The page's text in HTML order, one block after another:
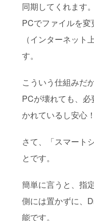
同期してくれます。
PCでファイルを
（インターネット
す。
こういう仕組みだ
PCが壊れても、
かれているし安心
さて、「スマート
とです。
簡単に言うと、指
側には置かずに、
能です。